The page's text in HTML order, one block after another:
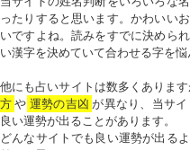
ったりすると思います。かわいい
いですよね。読みをすでに決めら
い漢字を決めていて合わせる字を
他にも占いサイトは数多くありま
方 や 運勢の吉凶 が異なり、当サ
良い運勢が出ることがあります。
どんなサイトでも良い運勢が出る